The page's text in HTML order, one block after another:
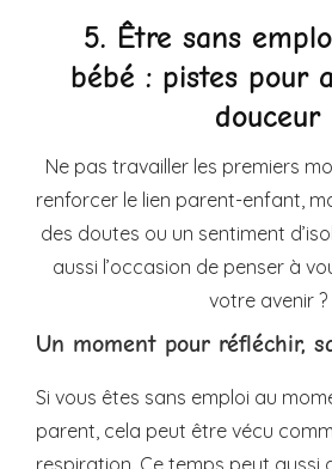
5. Être sans
bébé : pistes pour
douceur
Ne pas travailler les premiers
renforcer le lien parent-enfant,
des doutes ou un sentiment
aussi l’occasion de penser à
votre avenir ?
Un moment pour réfléchir,
Si vous êtes sans emploi au
parent, cela peut être vécu
respiration. Ce temps peut aussi